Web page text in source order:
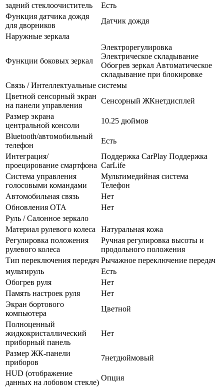
задний стеклоочиститель
Есть
Функция датчика дождя
для дворников
Датчик дождя
Наружные зеркала
Функции боковых зеркал
Электрорегулировка
Электрическое складывание
Обогрев зеркал Автоматическое
складывание при блокировке
Связь / Интеллектуальные системы
Цветной сенсорный экран
на панели управления
Сенсорный ЖКнетдисплей
Размер экрана
центральной консоли
10.25 дюймов
Bluetooth/автомобильный
телефон
Есть
Интеграция/
проецирование смартфона
Поддержка CarPlay Поддержка
CarLife
Система управления
голосовыми командами
Мультимедийная система
Телефон
Автомобильная связь
Нет
Обновления OTA
Нет
Руль / Салонное зеркало
Материал рулевого колеса
Натуральная кожа
Регулировка положения
рулевого колеса
Ручная регулировка высоты и
продольного положения
Тип переключения передач Рычажное переключение передач
мультируль
Есть
Обогрев руля
Нет
Память настроек руля
Нет
Экран бортового
компьютера
Цветной
Полноценный
жидкокристаллический
приборный панель
Нет
Размер ЖК-панели
приборов
7нетдюймовый
HUD (отображение
данных на лобовом стекле)
Опция